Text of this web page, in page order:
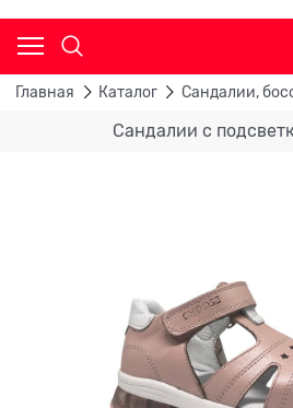
Главная Каталог Сандалии,
Сандалии с